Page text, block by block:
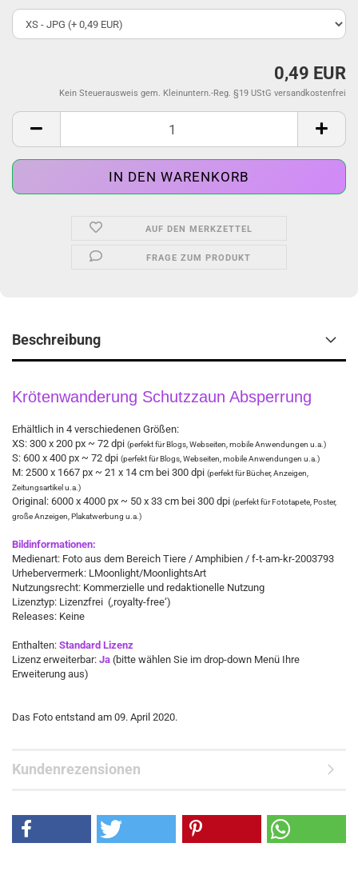
0,49 EUR
Kein Steuerausweis gem. Kleinuntern.-Reg. §19 UStG versandkostenfrei
AUF DEN MERKZETTEL
FRAGE ZUM PRODUKT
Beschreibung
Krötenwanderung Schutzzaun Absperrung
Erhältlich in 4 verschiedenen Größen:
XS: 300 x 200 px ~ 72 dpi (perfekt für Blogs, Webseiten, mobile Anwendungen u.a.)
S: 600 x 400 px ~ 72 dpi (perfekt für Blogs, Webseiten, mobile Anwendungen u.a.)
M: 2500 x 1667 px ~ 21 x 14 cm bei 300 dpi (perfekt für Bücher, Anzeigen,
Zeitungsartikel u.a.)
Original: 6000 x 4000 px ~ 50 x 33 cm bei 300 dpi (perfekt für Fototapete, Poster,
große Anzeigen, Plakatwerbung u.a.)
Bildinformationen:
Medienart: Foto aus dem Bereich Tiere / Amphibien / f-t-am-kr-2003793
Urhebervermerk: LMoonlight/MoonlightsArt
Nutzungsrecht: Kommerzielle und redaktionelle Nutzung
Lizenztyp: Lizenzfrei (‚royalty-free‘)
Releases: Keine
Enthalten: Standard Lizenz
Lizenz erweiterbar: Ja (bitte wählen Sie im drop-down Menü Ihre
Erweiterung aus)
​​Das Foto entstand am 09. April 2020.
Kundenrezensionen